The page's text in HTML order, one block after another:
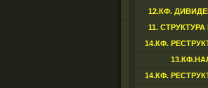
12.КФ.
11.
14.КФ.
14.КФ.